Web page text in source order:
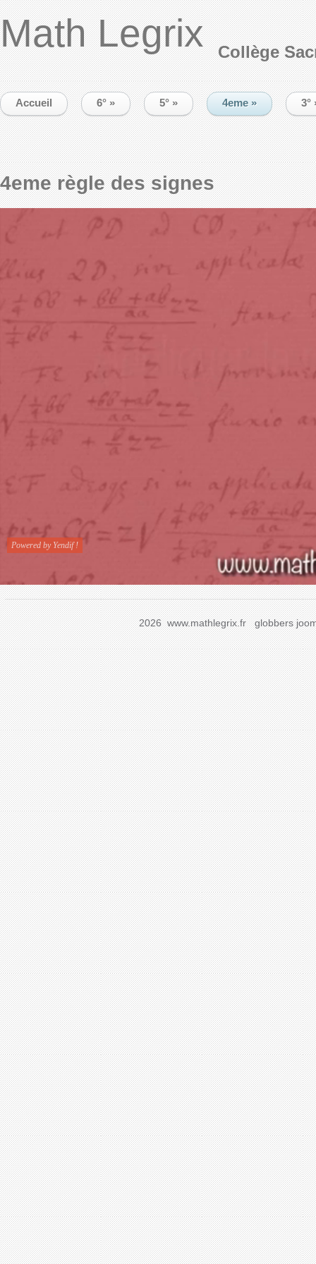
Math Legrix Collège
Accueil 6° » 5° » 4eme» 3°
4eme règle des signes
2026 www.mathlegrix.frglobbers